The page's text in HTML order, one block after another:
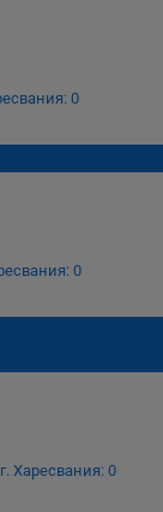
0
0
Харесвания: 0